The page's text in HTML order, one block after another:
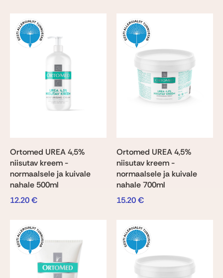
Ortomed UREA 4,5%
niisutav kreem -
normaalsele ja kuivale
nahale 500ml
12.20€
Ortomed UREA 4,5%
niisutav kreem -
normaalsele ja kuivale
nahale 700ml
15.20€